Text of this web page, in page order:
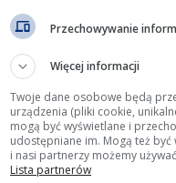
error i nie
dam znać za kilka
Przechowywanie
Więcej informacji
Twoje dane osobowe będą
urządzenia (pliki cookie,
mogą być wyświetlane i
udostępniane im. Mogą też
i nasi partnerzy możemy
Lista partnerów